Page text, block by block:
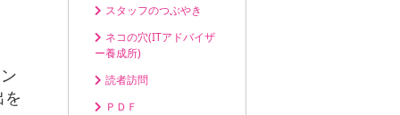
スタッフのつぶやき
ネコの穴(ITアドバイザ
ー養成所)
読者訪問
ＰＤＦ